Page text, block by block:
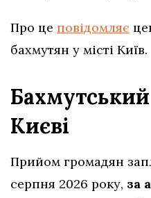
Про це повідомляє
бахмутян у місті Київ.
Києві
Прийом громадян
серпня 2026 року, за